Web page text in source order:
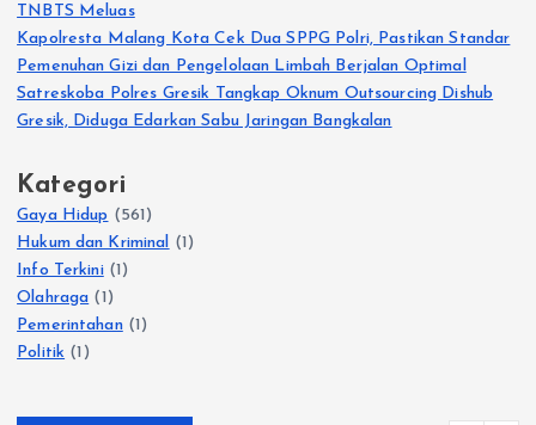
TNBTS Meluas
Kapolresta Malang Kota Cek Dua SPPG Polri, Pastikan Standar
Pemenuhan Gizi dan Pengelolaan Limbah Berjalan Optimal
Satreskoba Polres Gresik Tangkap Oknum Outsourcing Dishub
Gresik, Diduga Edarkan Sabu Jaringan Bangkalan
Kategori
Gaya Hidup (561)
Hukum dan Kriminal (1)
Info Terkini(1)
Olahraga (1)
Pemerintahan(1)
Politik (1)